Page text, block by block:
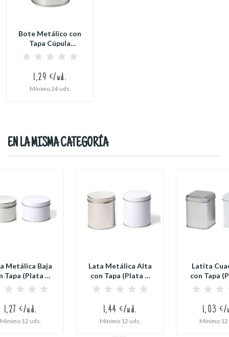
Bote Metálico con
Tapa Cúpula
Pequeño (Plata o...
1,29 €/ud.
Mínimo 24 uds.
EN LA MISMA CATEGORÍA
Metálica Baja
Tapa (Plata o
Blanco)
1,27 €/ud.
Mínimo 12 uds.
Lata Metálica Alta
con Tapa (Plata o
Blanco)
1,44 €/ud.
Mínimo 12 uds.
Latita
con Tapa
1,03 €/
Mínimo 12